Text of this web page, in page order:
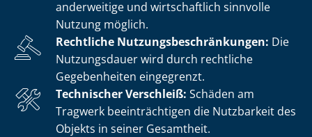
anderweitige und wirtschaftlich sinnvolle
Nutzung möglich.
Rechtliche Nut­zungs­be­schrän­kun­gen: Die
Nutzungsdauer wird durch rechtliche
Gegebenheiten eingegrenzt.
Technischer Verschleiß: Schäden am
Tragwerk beeinträchtigen die Nutzbarkeit des
Objekts in seiner Gesamtheit.